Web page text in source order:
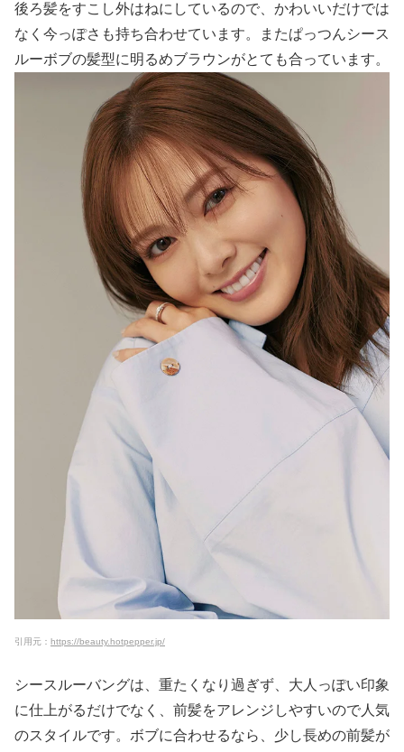
後ろ髪をすこし外はねにしているので、かわいいだけでは
なく今っぽさも持ち合わせています。またぱっつんシース
ルーボブの髪型に明るめブラウンがとても合っています。
引用元： https://beauty.hotpepper.jp/
シースルーバングは、重たくなり過ぎず、大人っぽい印象
に仕上がるだけでなく、前髪をアレンジしやすいので人気
のスタイルです。ボブに合わせるなら、少し長めの前髪が